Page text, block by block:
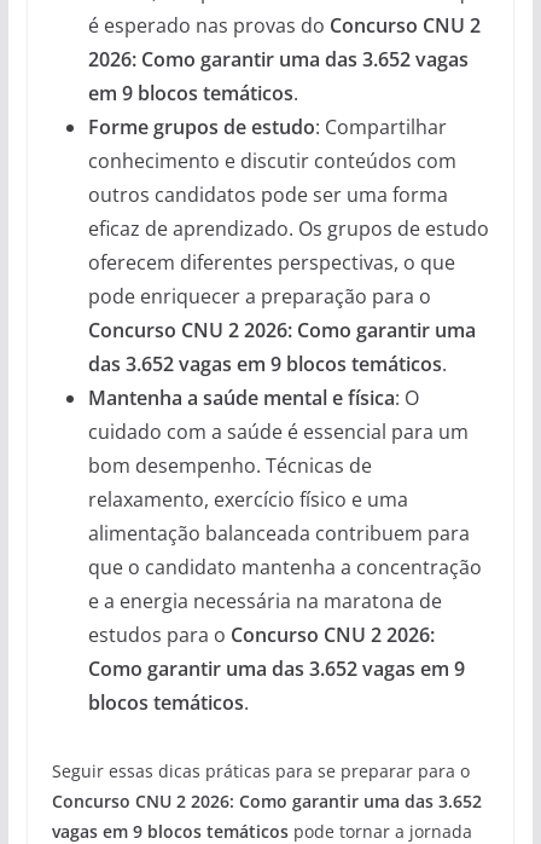
é esperado nas provas do Concurso CNU 2
2026: Como garantir uma das 3.652 vagas
em 9 blocos temáticos.
Forme grupos de estudo: Compartilhar
conhecimento e discutir conteúdos com
outros candidatos pode ser uma forma
eficaz de aprendizado. Os grupos de estudo
oferecem diferentes perspectivas, o que
pode enriquecer a preparação para o
Concurso CNU 2 2026: Como garantir uma
das 3.652 vagas em 9 blocos temáticos.
Mantenha a saúde mental e física: O
cuidado com a saúde é essencial para um
bom desempenho. Técnicas de
relaxamento, exercício físico e uma
alimentação balanceada contribuem para
que o candidato mantenha a concentração
e a energia necessária na maratona de
estudos para o Concurso CNU 2 2026:
Como garantir uma das 3.652 vagas em 9
blocos temáticos.
Seguir essas dicas práticas para se preparar para o
Concurso CNU 2 2026: Como garantir uma das 3.652
vagas em 9 blocos temáticospode tornar a jornada